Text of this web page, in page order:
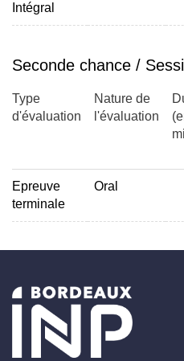
Intégral
Seconde chance /
Type
d'évaluation
Nature de
l'évaluation
Epreuve
terminale
Oral